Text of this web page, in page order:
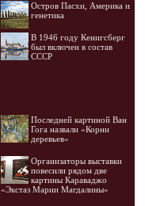
Остров Пасхи, Америка и
генетика
В 1946 году Кенигсберг
был включен в состав
СССР
Последней картиной Ван
Гога назвали «Корни
деревьев»
Организаторы выставки
повесили рядом две
картины Караваджо
«Экстаз Марии Магдалины»